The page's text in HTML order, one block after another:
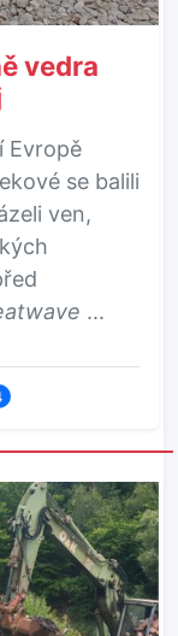
vedra
Evropě
se balili
ven,
...